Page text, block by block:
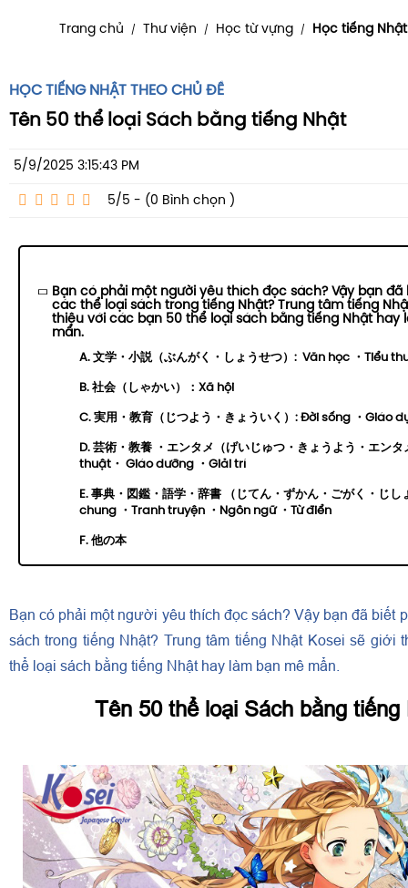
Trang chủ / Thư viện / Học từ vựng / Học tiếng
HỌC TIẾNG NHẬT THEO CHỦ ĐỀ
Tên 50 thể loại Sách bằng tiếng Nhật
5/9/2025 3:15:43 PM
5/5 - (0 Bình chọn )
Bạn có phải một người yêu thích đọc sách? Vậy bạn đã
các thể loại sách trong tiếng Nhật? Trung tâm tiếng
thiệu với các bạn 50 thể loại sách bằng tiếng Nhật hay
mẩn.
A. 文学・小説（ぶんがく・しょうせつ）: Văn học ・Tiểu
B. 社会（しゃかい）：Xã hội
C. 実用・教育（じつよう・きょういく）: Đời sống ・Giáo
D. 芸術・教養 ・エンタメ（げいじゅつ・きょうよう・エン
thuật・ Giáo dưỡng ・Giải trí
E. 事典・図鑑・語学・辞書 （じてん・ずかん・ごがく・じ
chung ・Tranh truyện ・Ngôn ngữ ・Từ điển
F. 他の本
Bạn có phải một người yêu thích đọc sách? Vậy bạn đã biết
sách trong tiếng Nhật? Trung tâm tiếng Nhật Kosei sẽ giới
thể loại sách bằng tiếng Nhật hay làm bạn mê mẩn.
Tên 50 thể loại Sách bằng tiếng